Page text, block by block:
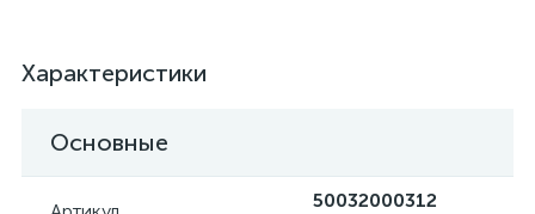
Характеристики
Основные
50032000312